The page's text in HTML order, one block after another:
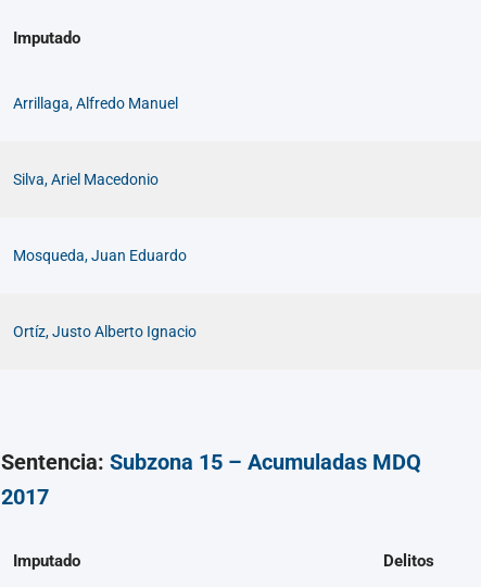
Imputado
Arrillaga, Alfredo Manuel
Silva, Ariel Macedonio
Mosqueda, Juan Eduardo
Ortíz, Justo Alberto Ignacio
Sentencia: Subzona 15 – Acumuladas MDQ
2017
Imputado Delitos